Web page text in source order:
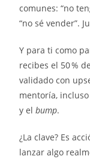
comunes: “no
“no sé vender”.
Y para ti como
recibes el 50 %
validado con
mentoría,
y elbump.
¿La clave? Es
lanzar algo